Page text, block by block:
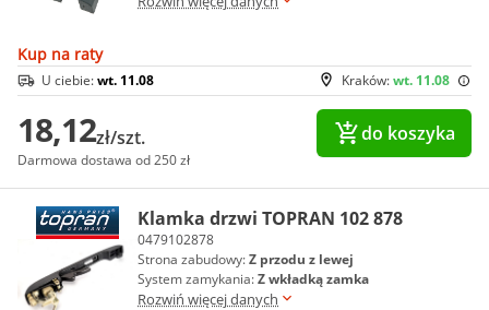
Kup na raty
Kraków:wt. 11.08
U ciebie:wt. 11.08
18,12zł/szt.
Darmowa dostawa od 250 zł
do koszyka
Klamka drzwi TOPRAN 102 878
0479102878
Strona zabudowy:Z przodu z lewej
System zamykania:Z wkładką zamka
Rozwiń więcej danych